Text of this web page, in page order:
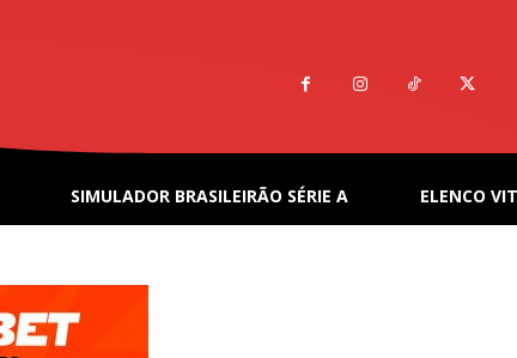
SIMULADOR BRASILEIRÃO SÉRIE A ELENCO